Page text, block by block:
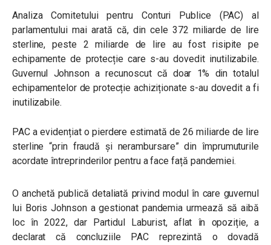
Analiza Comitetului pentru Conturi Publice (PAC) al
parlamentului mai arată că, din cele 372 miliarde de lire
sterline, peste 2 miliarde de lire au fost risipite pe
echipamente de protecție care s-au dovedit inutilizabile.
Guvernul Johnson a recunoscut că doar 1% din totalul
echipamentelor de protecție achiziționate s-au dovedit a fi
inutilizabile.
PAC a evidențiat o pierdere estimată de 26 miliarde de lire
sterline “prin fraudă și nerambursare” din împrumuturile
acordate întreprinderilor pentru a face față pandemiei.
O anchetă publică detaliată privind modul în care guvernul
lui Boris Johnson a gestionat pandemia urmează să aibă
loc în 2022, dar Partidul Laburist, aflat în opoziție, a
declarat că concluziile PAC reprezintă o dovadă